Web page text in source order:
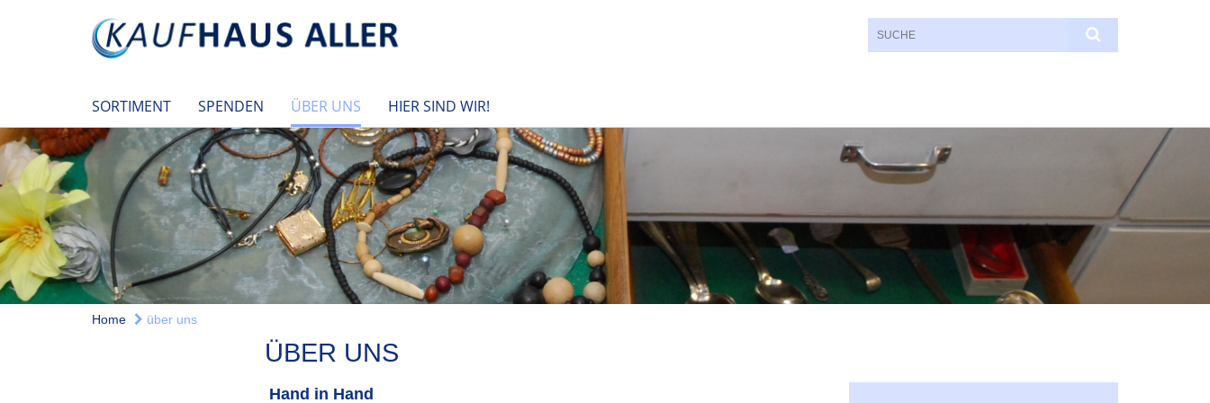
SORTIMENT SPENDEN ÜBER UNS HIER SIND WIR!
Home über uns
ÜBER UNS
Hand in Hand